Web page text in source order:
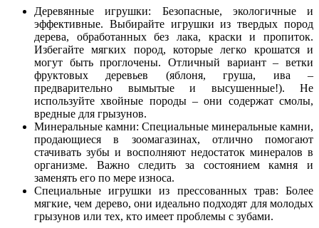
Деревянные игрушки: Безопасные, экологичные и
эффективные. Выбирайте игрушки из твердых пород
дерева, обработанных без лака, краски и пропиток.
Избегайте мягких пород, которые легко крошатся и
могут быть проглочены. Отличный вариант – ветки
фруктовых деревьев (яблоня, груша, ива –
предварительно вымытые и высушенные!). Не
используйте хвойные породы – они содержат смолы,
вредные для грызунов.
Минеральные камни: Специальные минеральные камни,
продающиеся в зоомагазинах, отлично помогают
стачивать зубы и восполняют недостаток минералов в
организме. Важно следить за состоянием камня и
заменять его по мере износа.
Специальные игрушки из прессованных трав: Более
мягкие, чем дерево, они идеально подходят для молодых
грызунов или тех, кто имеет проблемы с зубами.